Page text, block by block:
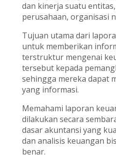
dan kinerja suatu
perusahaan, organisasi
Tujuan utama dari
untuk memberikan
terstruktur mengenai
tersebut kepada
sehingga mereka dapat
yang informasi.
Memahami laporan
dilakukan secara
dasar akuntansi yang
dan analisis keuangan
benar.